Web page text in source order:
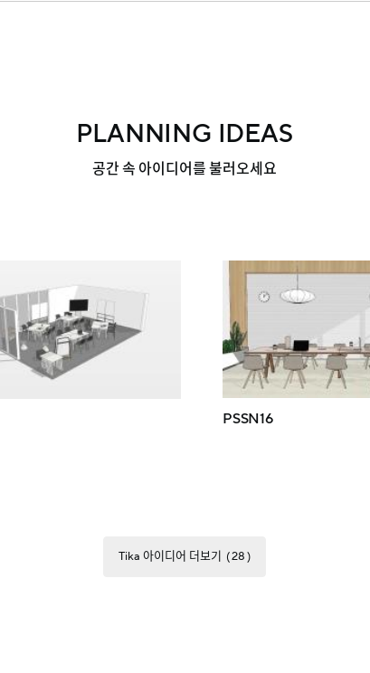
PLANNING IDEAS
공간 속 아이디어를 불러오세요
PSSN16
Tika 아이디어 더보기 28